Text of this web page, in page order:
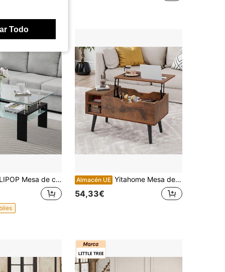
moderna de cristal, mesa auxiliar rectangular con bandeja inferior, mesas de centro de cristal para sala de estar, recepción, dormitorio, color blanco Almacén UE Yitahome Mesa de centro con tapa elevable y compartimento oculto, estante regulable, 80 x 40 x 61,5 cm - de GeoTower -
54,33€
Todo